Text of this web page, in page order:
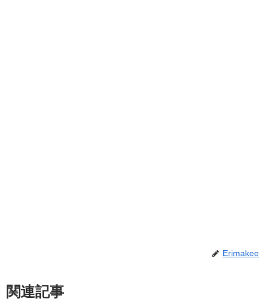
Erimakee
関連記事